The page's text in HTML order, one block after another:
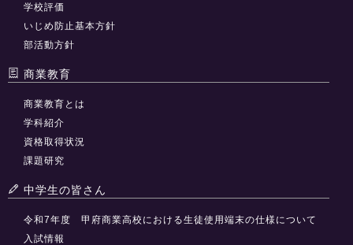
学校評価
いじめ防止基本方針
部活動方針
商業教育
商業教育とは
学科紹介
資格取得状況
課題研究
中学生の皆さん
令和7年度 甲府商業高校における生徒使用端末の仕様について
入試情報